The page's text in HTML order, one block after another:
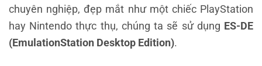
chuyên nghiệp, đẹp mắt như một chiếc PlayStation
hay Nintendo thực thụ, chúng ta sẽ sử dụng ES-DE
(EmulationStation Desktop Edition).